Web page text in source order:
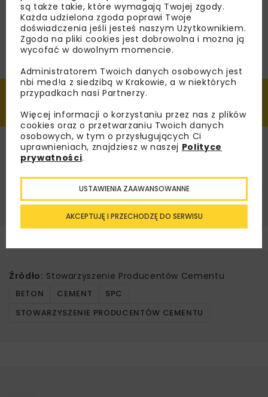
wydarzeniu
Termin: 25.06.2023 - 28.06.2023
Miejsce:
Organizator: Stowarzyszenie Producentów
Cementu
Adres organizatora:
ul. Lubelska 29, 30-003
Kraków
Tel.: +48 577 750 797, +48 12 423 33 55
E-mail: biuro@polskicement.pl
WWW: www.concreteroads2023.com
Źródło: Stowarzyszenie Producentów Cementu
BETON CEMENT
SPC
STOWARZYSZENIE PRODUCENTÓW CEMENTU
są także takie, które wymagają Twojej zgody.
Każda udzielona zgoda poprawi Twoje
doświadczenia jeśli jesteś naszym Użytkownikiem.
Zgoda na pliki cookies jest dobrowolna i można ją
wycofać w dowolnym momencie.
Administratorem Twoich danych osobowych jest
nbi med!a z siedzibą w Krakowie, a w niektórych
przypadkach nasi Partnerzy.
Więcej informacji o korzystaniu przez nas z plików
cookies oraz o przetwarzaniu Twoich danych
osobowych, w tym o przysługujących Ci
uprawnieniach, znajdziesz w naszej Polityce
prywatności.
AKCEPTUJĘ I PRZECHODZĘ DO SERWISU
USTAWIENIA ZAAWANSOWANNE